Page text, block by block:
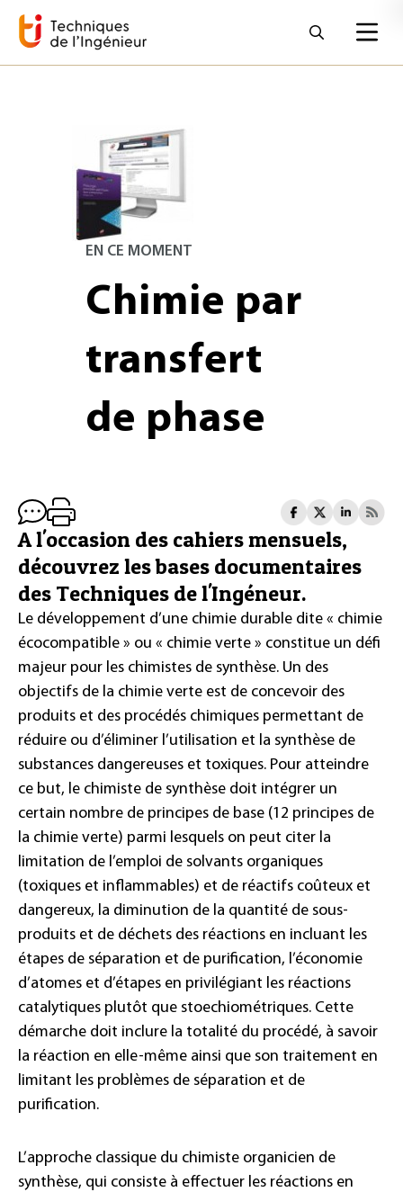
EN CE MOMENT
Chimie par
transfert
de phase
A l'occasion des cahiers mensuels,
découvrez les bases documentaires
des Techniques de l'Ingéneur.
Le développement d’une chimie durable dite « chimie
écocompatible » ou « chimie verte » constitue un défi
majeur pour les chimistes de synthèse. Un des
objectifs de la chimie verte est de concevoir des
produits et des procédés chimiques permettant de
réduire ou d’éliminer l’utilisation et la synthèse de
substances dangereuses et toxiques. Pour atteindre
ce but, le chimiste de synthèse doit intégrer un
certain nombre de principes de base (12 principes de
la chimie verte) parmi lesquels on peut citer la
limitation de l’emploi de solvants organiques
(toxiques et inflammables) et de réactifs coûteux et
dangereux, la diminution de la quantité de sous-
produits et de déchets des réactions en incluant les
étapes de séparation et de purification, l’économie
d’atomes et d’étapes en privilégiant les réactions
catalytiques plutôt que stoechiométriques. Cette
démarche doit inclure la totalité du procédé, à savoir
la réaction en elle-même ainsi que son traitement en
limitant les problèmes de séparation et de
purification.
L’approche classique du chimiste organicien de
synthèse, qui consiste à effectuer les réactions en